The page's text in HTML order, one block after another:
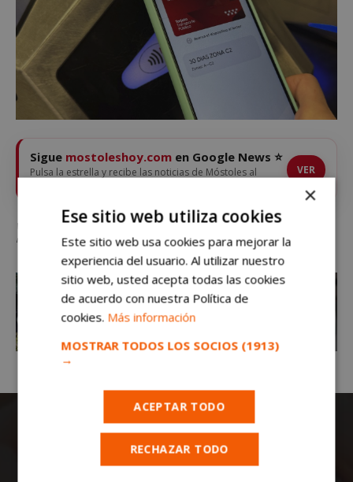
Sigue mostoleshoy.com en Google News ⭐
Pulsa la estrella y recibe las noticias de Móstoles al
VER
Vivir en Móstoles ya no bastará para poder acceder al abono transporte
mensual
×
Ese sitio web utiliza cookies
Este sitio web usa cookies para mejorar la
experiencia del usuario. Al utilizar nuestro
sitio web, usted acepta todas las cookies
de acuerdo con nuestra Política de
cookies. Más información
MOSTRAR TODOS LOS SOCIOS (1913)
→
ACEPTAR TODO
RECHAZAR TODO